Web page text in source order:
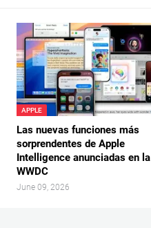
APPLE
Las nuevas funciones más
sorprendentes de Apple
Intelligence anunciadas en la
WWDC
June 09, 2026